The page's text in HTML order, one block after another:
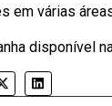
em várias
disponível